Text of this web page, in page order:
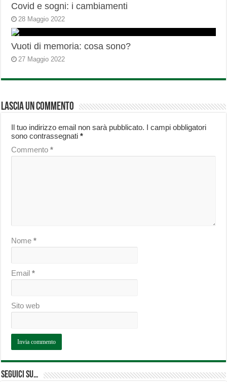
Covid e sogni: i cambiamenti
28 Maggio 2022
Vuoti di memoria: cosa sono?
27 Maggio 2022
Lascia un commento
Il tuo indirizzo email non sarà pubblicato. I campi obbligatori
sono contrassegnati*
Commento*
Nome*
Email*
Sito web
Seguici su…